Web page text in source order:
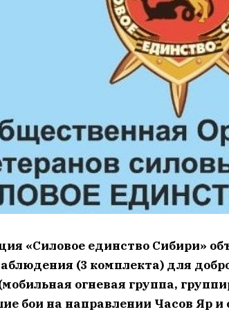
«Силовое единство Сибири»
(3 комплекта) для
огневая группа,
бои на направлении Часов Яр и